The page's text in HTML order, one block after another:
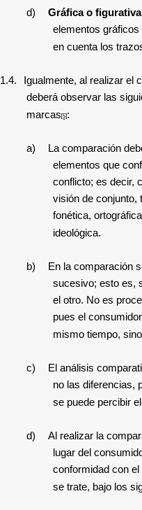
d) Gráfica o
elementos
en cuenta los
1.4.
Igualmente, al realizar el
deberá observar las
marcas[5]:
a)
La comparación
elementos que
conflicto; es decir,
visión de conjunto,
fonética,
ideológica.
b)
En la comparación
sucesivo; esto es,
el otro. No es
pues el
mismo tiempo,
c)
El análisis
no las diferencias,
se puede percibir
d)
Al realizar la
lugar del
conformidad con
se trate, bajo los